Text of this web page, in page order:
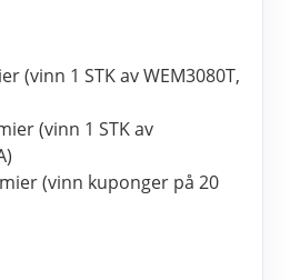
(vinn 1 STK av WEM3080T,
(vinn 1 STK av
(vinn kuponger på 20